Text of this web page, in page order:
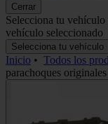
Cerrar
Selecciona tu
vehículo seleccionado
Selecciona tu vehículo
Inicio • Todos los
parachoques